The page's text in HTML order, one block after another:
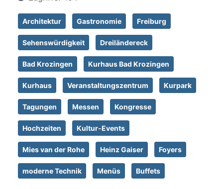
Architektur Gastronomie Freiburg
Sehenswürdigkeit Dreiländereck
Bad Krozingen Kurhaus Bad Krozingen
Kurhaus Veranstaltungszentrum Kurpark
Tagungen Messen Kongresse
Hochzeiten Kultur-Events
Mies van der Rohe Heinz Gaiser Foyers
moderne Technik Menüs Buffets